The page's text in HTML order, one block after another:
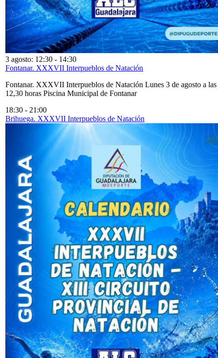
3 agosto: 12:30 - 14:30
Fontanar. XXXVII Interpueblos de Natación
Fontanar. XXXVII Interpueblos de Natación Lunes 3 de agosto a las
12,30 horas Piscina Municipal de Fontanar
18:30 - 21:00
Brihuega. XXXVII Interpueblos de Natación